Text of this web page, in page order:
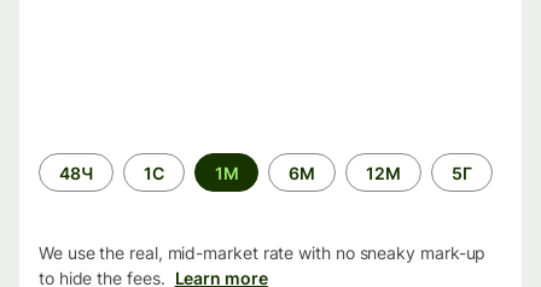
Time
period
48Ч 1С 1М 6М 12М 5Г
We use the real, mid-market rate with no sneaky mark-up
to hide the fees. Learn more